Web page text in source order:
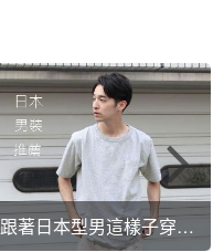
跟著日本型男這樣子穿。